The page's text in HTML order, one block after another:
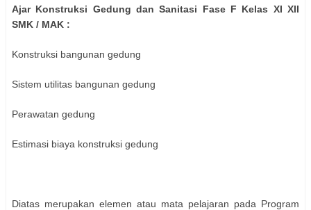
Ajar Konstruksi Gedung dan Sanitasi Fase F Kelas XI XII
SMK / MAK :
Konstruksi bangunan gedung
Sistem utilitas bangunan gedung
Perawatan gedung
Estimasi biaya konstruksi gedung
Diatas merupakan elemen atau mata pelajaran pada Program